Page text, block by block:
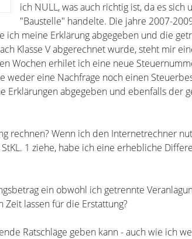
ich NULL, was auch richtig ist, da es sich
"Baustelle" handelte. Die jahre 2007-
ich meine Erklärung abgegeben und die
Klasse V abgerechnet wurde, steht mir
Wochen erhilet ich eine neue
weder eine Nachfrage noch einen
Erklärungen abgegeben und ebenfalls der
rechnen? Wenn ich den Internetrechner
1 ziehe, habe ich eine erhebliche
ein obwohl ich getrennte
lassen für die Erstattung?
Ratschläge geben kann - auch wie ich